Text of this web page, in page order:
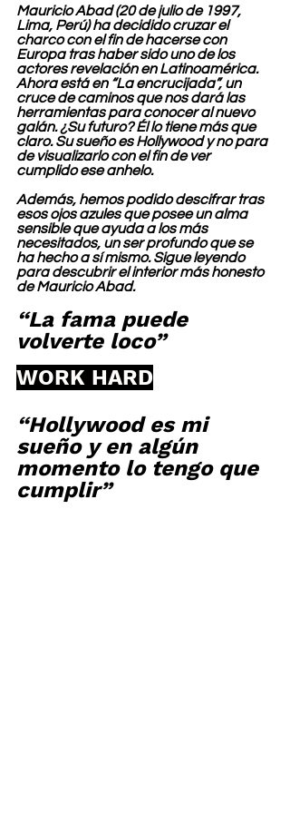
Mauricio Abad (20 de julio de 1997,
Lima, Perú) ha decidido cruzar el
charco con el fin de hacerse con
Europa tras haber sido uno de los
actores revelación en Latinoamérica.
Ahora está en “La encrucijada”, un
cruce de caminos que nos dará las
herramientas para conocer al nuevo
galán. ¿Su futuro? Él lo tiene más que
claro. Su sueño es Hollywood y no para
de visualizarlo con el fin de ver
cumplido ese anhelo.
Además, hemos podido descifrar tras
esos ojos azules que posee un alma
sensible que ayuda a los más
necesitados, un ser profundo que se
ha hecho a sí mismo. Sigue leyendo
para descubrir el interior más honesto
de Mauricio Abad.
“La fama puede
volverte loco”
WORK HARD
“Hollywood es mi
sueño y en algún
momento lo tengo que
cumplir”